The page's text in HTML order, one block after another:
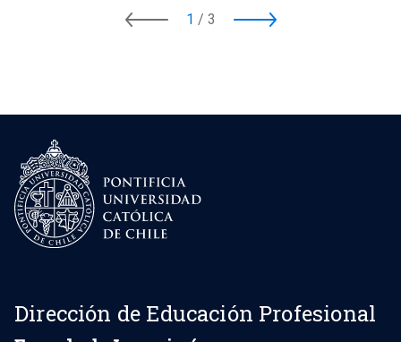
1 / 3
Dirección de Educación Profesional